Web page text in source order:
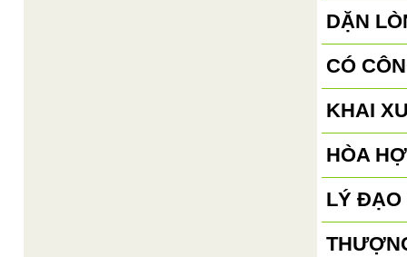
DẶN
CÓ
KHAI
HÒA
LÝ ĐẠO